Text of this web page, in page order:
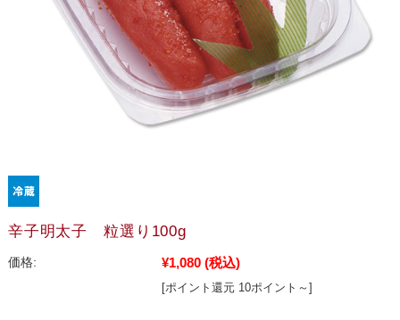
辛子明太子 粒選り100g
価格: ¥1,080 (税込)
[ポイント還元 10ポイント～]